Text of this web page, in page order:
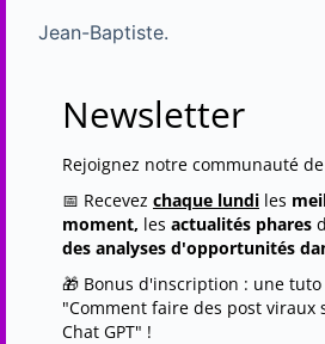
Jean-Baptiste.
Newsletter
Rejoignez notre communauté de
📅 Recevez chaque lundi les
moment, les actualités phares
des analyses d'opportunités
🎁 Bonus d'inscription : une
"Comment faire des post viraux
Chat GPT" !